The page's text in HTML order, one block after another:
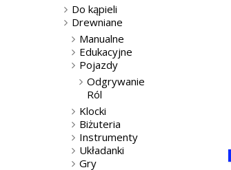
Do kąpieli
Drewniane
Manualne
Edukacyjne
Pojazdy
Odgrywanie
Ról
Klocki
Biżuteria
Instrumenty
Układanki
Gry